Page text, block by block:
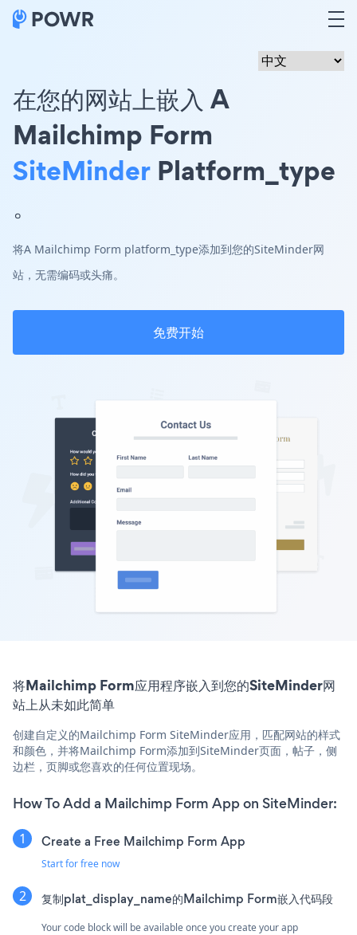
在您的网站上嵌入 A
Mailchimp Form
SiteMinder Platform_type
。
将A Mailchimp Form platform_type添加到您的SiteMinder网
站，无需编码或头痛。
免费开始
将Mailchimp Form应用程序嵌入到您的SiteMinder网
站上从未如此简单
创建自定义的Mailchimp Form SiteMinder应用，匹配网站的样式
和颜色，并将Mailchimp Form添加到SiteMinder页面，帖子，侧
边栏，页脚或您喜欢的任何位置现场。
How To Add a Mailchimp Form App on SiteMinder:
Create a Free Mailchimp Form App
Start for free now
复制plat_display_name的Mailchimp Form嵌入代码段
Your code block will be available once you create your app